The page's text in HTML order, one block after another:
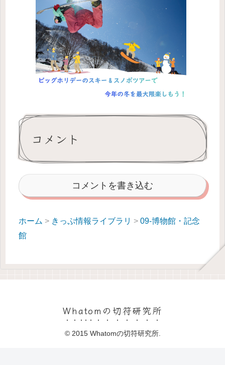
コメント
コメントを書き込む
ホーム > きっぷ情報ライブラリ > 09-博物館・記念
館
Whatomの切符研究所
© 2015 Whatomの切符研究所.